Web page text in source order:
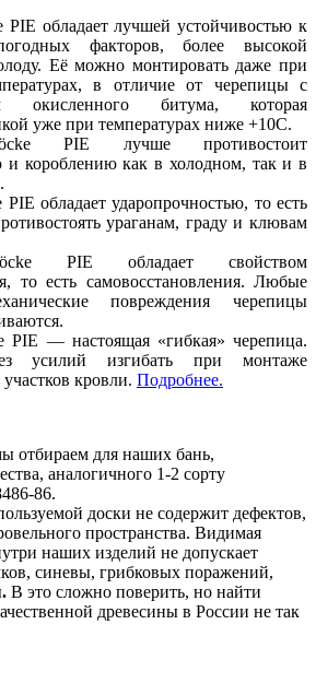
PIE обладает лучшей устойчивостью к
факторов, более высокой
Её можно монтировать даже при
в отличие от черепицы с
окисленного битума, которая
уже при температурах ниже +10С.
PIE лучше противостоит
и короблению как в холодном, так и в
обладает ударопрочностью, то есть
ураганам, граду и клювам
PIE обладает свойством
то есть самовосстановления. Любые
повреждения черепицы
PIE — настоящая «гибкая» черепица.
усилий изгибать при монтаже
кровли. Подробнее.
отбираем для наших бань,
аналогичного 1-2 сорту
86.
доски не содержит дефектов,
пространства. Видимая
наших изделий не допускает
синевы, грибковых поражений,
. В это сложно поверить, но найти
древесины в России не так